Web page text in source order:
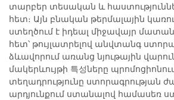
տարբեր տեսական և
հետ։ Այն բնական թերմալային
ստեղծում է իդեալ միջավայր
հետ՝ թույլատրելով անվտանգ
ձևավորում առանց նյութային
մակերևույթի 특성ները
տեղադրությունը ստորագրության
արդյունքում ստանալով համասեռ